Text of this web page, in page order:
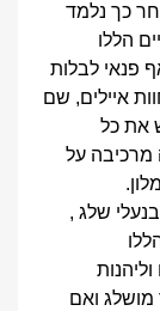
כך נלמד
הללו
פנאי לבלות
איילים, שם
את כל
מרכיבה על
שלג ,
מושלג ואם